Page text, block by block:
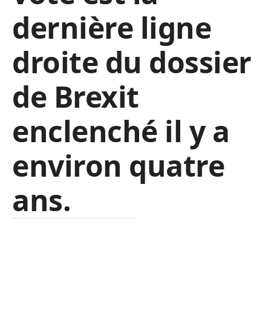
dernière ligne
droite du dossier
de Brexit
enclenché il y a
environ quatre
ans.